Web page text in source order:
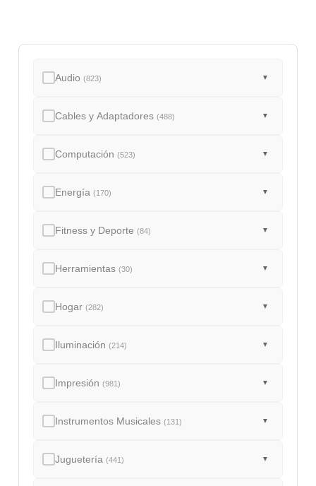
Audio(823) ▼
Cables y Adaptadores(488) ▼
Computación(523) ▼
Energía(170) ▼
Fitness y Deporte(84) ▼
Herramientas(30) ▼
Hogar(282) ▼
Iluminación(214) ▼
Impresión(981) ▼
Instrumentos Musicales(131) ▼
Juguetería(441) ▼